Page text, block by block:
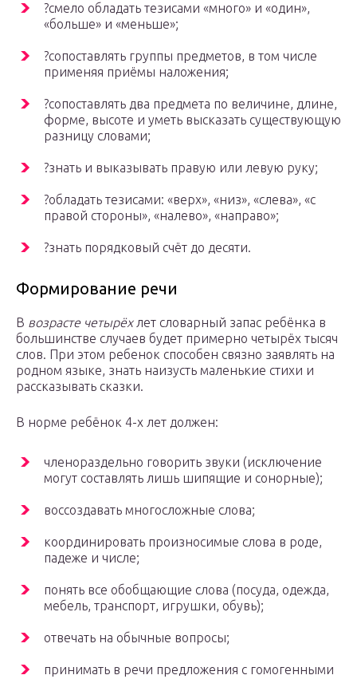
?смело обладать тезисами «много» и «один»,
«больше» и «меньше»;
?сопоставлять группы предметов, в том числе
применяя приёмы наложения;
?сопоставлять два предмета по величине, длине,
форме, высоте и уметь высказать существующую
разницу словами;
?знать и выказывать правую или левую руку;
?обладать тезисами: «верх», «низ», «слева», «с
правой стороны», «налево», «направо»;
?знать порядковый счёт до десяти.
Формирование речи
В возрасте четырёхлет словарный запас ребёнка в
большинстве случаев будет примерно четырёх тысяч
слов. При этом ребенок способен связно заявлять на
родном языке, знать наизусть маленькие стихи и
рассказывать сказки.
В норме ребёнок 4-х лет должен:
членораздельно говорить звуки (исключение
могут составлять лишь шипящие и сонорные);
воссоздавать многосложные слова;
координировать произносимые слова в роде,
падеже и числе;
понять все обобщающие слова (посуда, одежда,
мебель, транспорт, игрушки, обувь);
отвечать на обычные вопросы;
принимать в речи предложения с гомогенными